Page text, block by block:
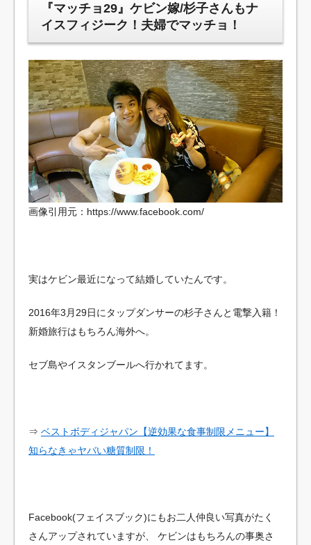
『マッチョ29』ケビン嫁/杉子さんもナ
イスフィジーク！夫婦でマッチョ！
画像引用元：https://www.facebook.com/
実はケビン最近になって結婚していたんです。
2016年3月29日にタップダンサーの杉子さんと電撃入籍！
新婚旅行はもちろん海外へ。
セブ島やイスタンブールへ行かれてます。
⇒ ベストボディジャパン【逆効果な食事制限メニュー】
知らなきゃヤバい糖質制限！
Facebook(フェイスブック)にもお二人仲良い写真がたく
さんアップされていますが、
ケビンはもちろんの事奥さ